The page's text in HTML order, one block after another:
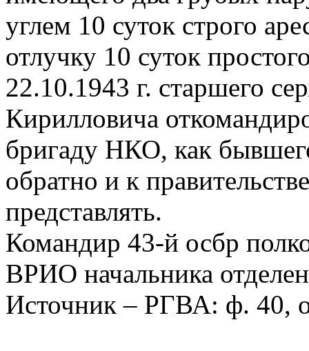
углем 10 суток строго
отлучку 10 суток
22.10.1943 г. старшего
Кирилловича
бригаду НКО, как
обратно и к
представлять.
Командир 43-й осбр
ВРИО начальника
Источник – РГВА: ф. 40,